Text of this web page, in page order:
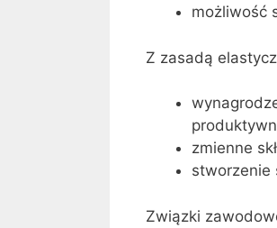
możliwość
Z zasadą
zmienne
stworzenie
Związki